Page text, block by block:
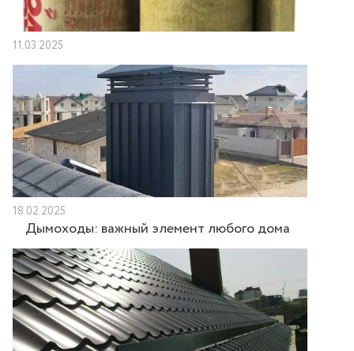
11.03.2025
18.02.2025
Дымоходы: важный элемент любого дома